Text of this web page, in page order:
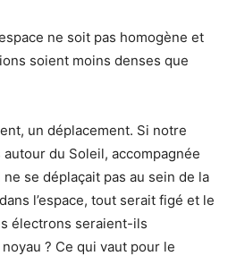
ne soit pas homogène et
soient moins denses que
un déplacement. Si notre
du Soleil, accompagnée
se déplaçait pas au sein de la
l’espace, tout serait figé et le
électrons seraient-ils
? Ce qui vaut pour le